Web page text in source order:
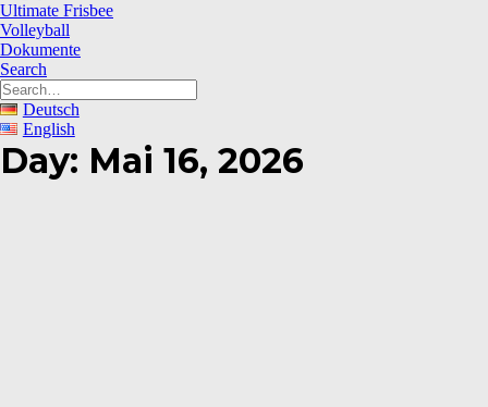
Ultimate Frisbee
Volleyball
Dokumente
Search
Deutsch
English
Day: Mai 16, 2026